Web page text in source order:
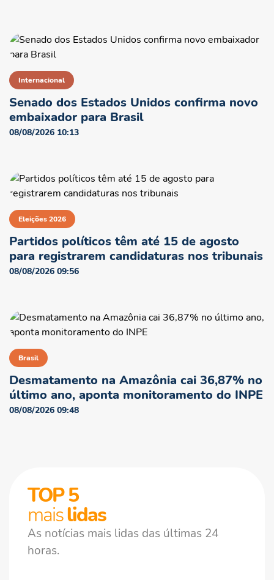
Internacional
Senado dos Estados Unidos confirma novo
embaixador para Brasil
08/08/2026 10:13
Eleições 2026
Partidos políticos têm até 15 de agosto
para registrarem candidaturas nos tribunais
08/08/2026 09:56
Brasil
Desmatamento na Amazônia cai 36,87% no
último ano, aponta monitoramento do INPE
08/08/2026 09:48
TOP 5
maislidas
As notícias mais lidas das últimas 24
horas.